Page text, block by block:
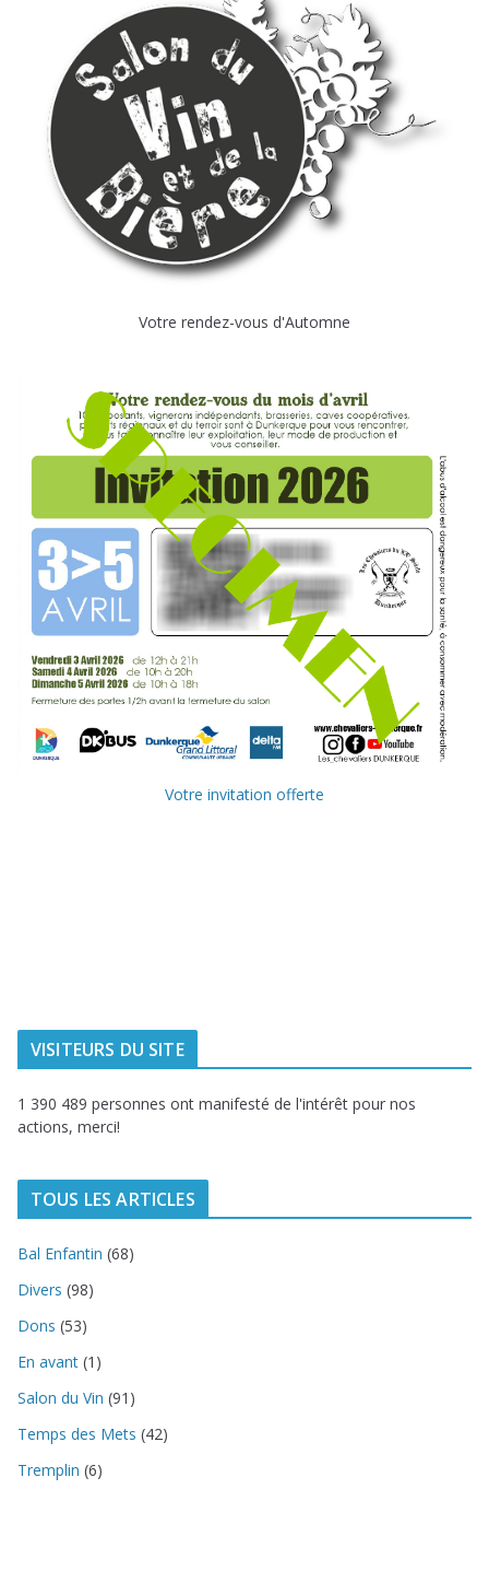
Votre rendez-vous d'Automne
Votre invitation offerte
VISITEURS DU SITE
1 390 489 personnes ont manifesté de l'intérêt pour nos
actions, merci!
TOUS LES ARTICLES
Bal Enfantin (68)
Divers (98)
Dons (53)
En avant (1)
Salon du Vin (91)
Temps des Mets (42)
Tremplin (6)